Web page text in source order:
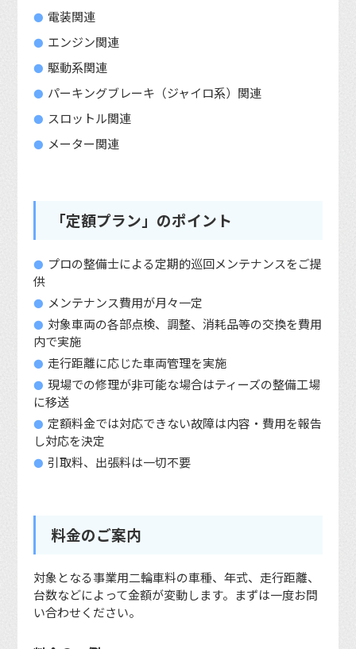
電装関連
エンジン関連
駆動系関連
パーキングブレーキ（ジャイロ系）関連
スロットル関連
メーター関連
「定額プラン」のポイント
プロの整備士による定期的巡回メンテナンスをご提
供
メンテナンス費用が月々一定
対象車両の各部点検、調整、消耗品等の交換を費用
内で実施
走行距離に応じた車両管理を実施
現場での修理が非可能な場合はティーズの整備工場
に移送
定額料金では対応できない故障は内容・費用を報告
し対応を決定
引取料、出張料は一切不要
料金のご案内
対象となる事業用二輪車料の車種、年式、走行距離、
台数などによって金額が変動します。まずは一度お問
い合わせください。